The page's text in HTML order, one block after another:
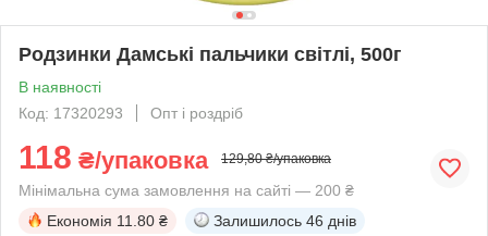
Родзинки Дамські пальчики світлі, 500г
В наявності
Код: 17320293
Опт і роздріб
118 ₴/упаковка 129,80 ₴/упаковка
Мінімальна сума замовлення на сайті — 200 ₴
Економія 11.80 ₴ Залишилось 46 днів